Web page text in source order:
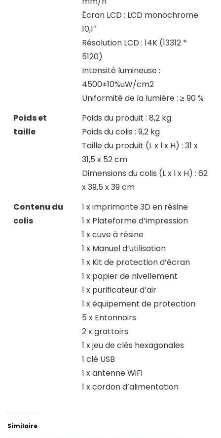
Écran LCD : LCD monochrome
10,1″
Résolution LCD : 14K (13312 *
5120)
Intensité lumineuse :
4500±10%uW/cm2
Uniformité de la lumière : ≥ 90 %
Poids et
taille
Poids du produit : 8,2 kg
Poids du colis : 9,2 kg
Taille du produit (L x l x H) : 31 x
31,5 x 52 cm
Dimensions du colis (L x l x H) : 62
x 39,5 x 39 cm
Contenu du
colis
1 x imprimante 3D en résine
1 x Plateforme d’impression
1 x cuve à résine
1 x Manuel d’utilisation
1 x Kit de protection d’écran
1 x papier de nivellement
1 x purificateur d’air
1 x équipement de protection
5 x Entonnoirs
2 x grattoirs
1 x jeu de clés hexagonales
1 clé USB
1 x antenne WiFi
1 x cordon d’alimentation
Similaire